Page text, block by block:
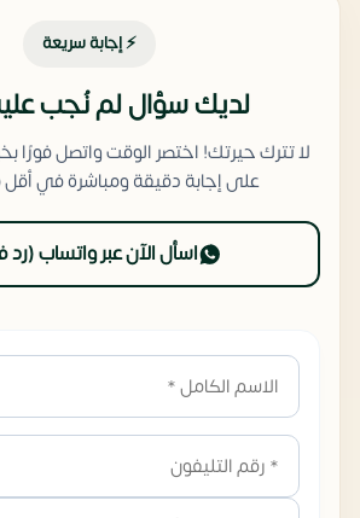
⚡ إجابة سريعة
لديك سؤال لم نُجب
لا تترك حيرتك! اختصر الوقت واتصل فورًا
على إجابة دقيقة ومباشرة في
اسأل الآن عبر واتساب